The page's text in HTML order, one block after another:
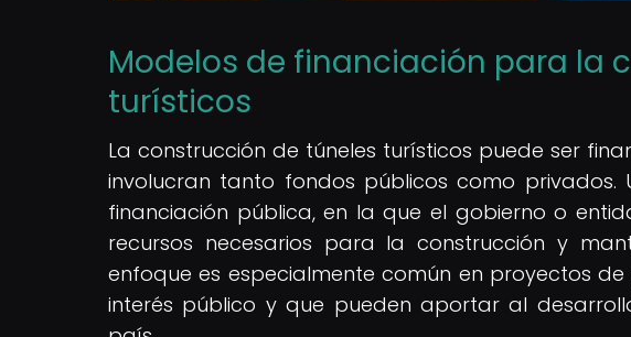
Modelos de financiación para la
turísticos
La construcción de túneles turísticos puede ser
involucran tanto fondos públicos como
financiación pública, en la que el gobierno o
recursos necesarios para la construcción y
enfoque es especialmente común en proyectos
interés público y que pueden aportar al